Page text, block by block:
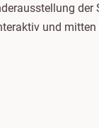
und